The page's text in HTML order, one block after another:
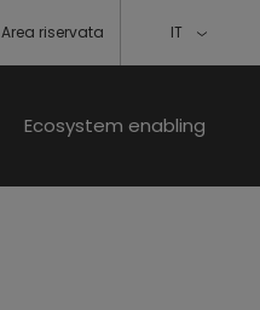
Area riservata IT
Ecosystem enabling